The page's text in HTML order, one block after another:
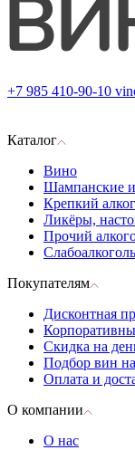
+7 985 410-90-10
Каталог
Вино
Шампанские
Крепкий
Ликёры,
Прочий
Покупателям
Дисконтная
Скидка на
Подбор вин
Оплата и
О компании
О нас